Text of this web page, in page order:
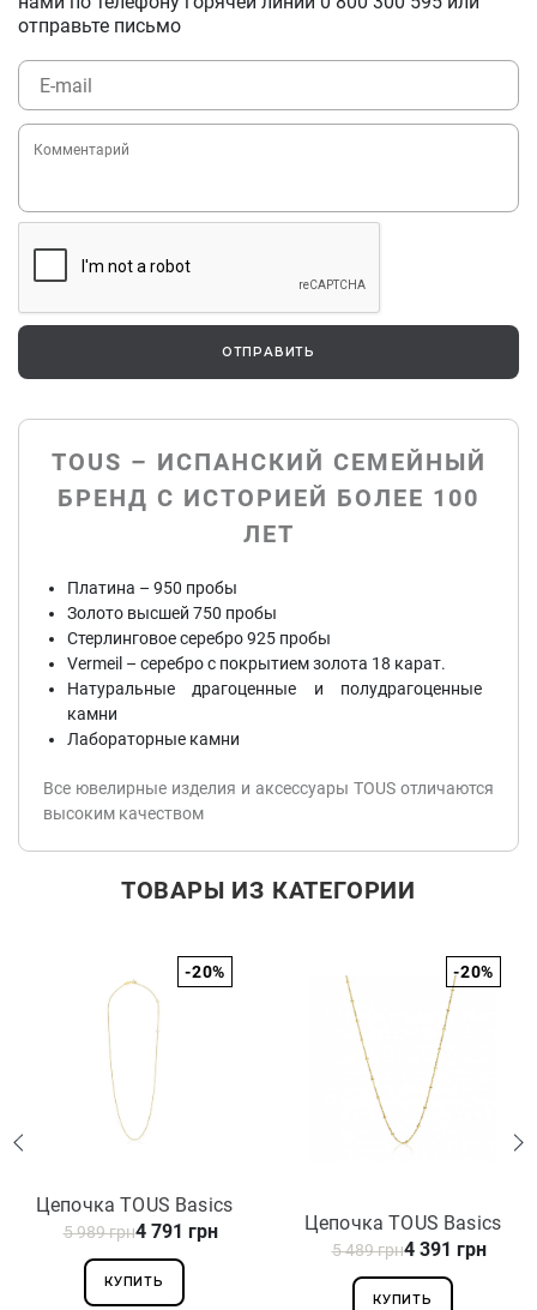
отправьте письмо
ОТПРАВИТЬ
TOUS – ИСПАНСКИЙ СЕМЕЙНЫЙ
БРЕНД С ИСТОРИЕЙ БОЛЕЕ 100
ЛЕТ
Платина – 950 пробы
Золото высшей 750 пробы
Стерлинговое серебро 925 пробы
Vermeil – серебро с покрытием золота 18 карат.
Натуральные драгоценные и полудрагоценные
камни
Лабораторные камни
Все ювелирные изделия и аксессуары TOUS отличаются
высоким качеством
ТОВАРЫ ИЗ КАТЕГОРИИ
-20%
Цепочка TOUS Basics
311903240
5 989 грн4 791 грн
КУПИТЬ
-20%
Цепочка TOUS Basics
311903170
5 489 грн4 391 грн
КУПИТЬ